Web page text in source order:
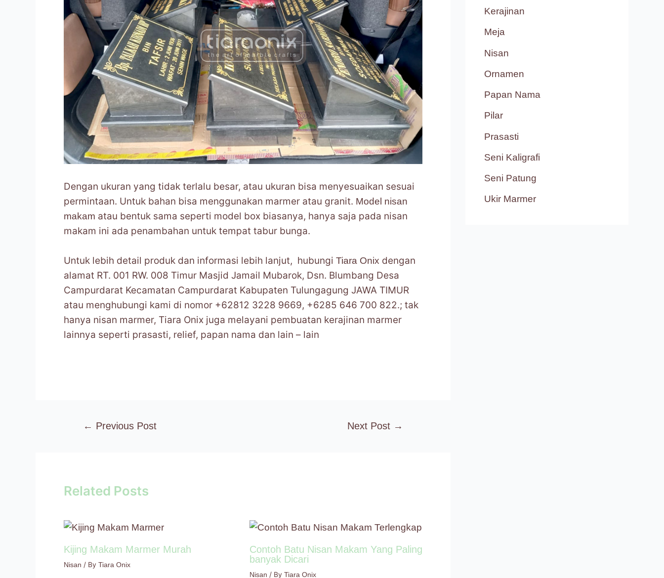
Dengan ukuran yang tidak terlalu besar, atau ukuran bisa menyesuaikan sesuai
permintaan. Untuk bahan bisa menggunakan marmer atau granit. Model nisan
makam atau bentuk sama seperti model box biasanya, hanya saja pada nisan
makam ini ada penambahan untuk tempat tabur bunga.
Untuk lebih detail produk dan informasi lebih lanjut, hubungi Tiara Onix dengan
alamat RT. 001 RW. 008 Timur Masjid Jamail Mubarok, Dsn. Blumbang Desa
Campurdarat Kecamatan Campurdarat Kabupaten Tulungagung JAWA TIMUR
atau menghubungi kami di nomor +62812 3228 9669, +6285 646 700 822.; tak
hanya nisan marmer, Tiara Onix juga melayani pembuatan kerajinan marmer
lainnya seperti prasasti, relief, papan nama dan lain – lain
← Previous Post Next Post →
Related Posts
Kijing Makam Marmer Murah
Nisan / By Tiara Onix
Contoh Batu Nisan Makam Yang Paling
banyak Dicari
Nisan / By Tiara Onix
Kerajinan
Meja
Nisan
Ornamen
Papan Nama
Pilar
Prasasti
Seni Kaligrafi
Seni Patung
Ukir Marmer